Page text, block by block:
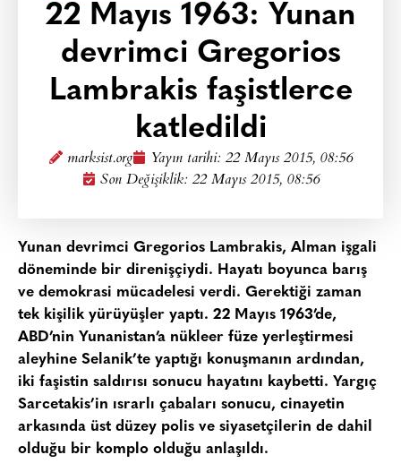
22 Mayıs 1963: Yunan
devrimci Gregorios
Lambrakis faşistlerce
katledildi
marksist.org Yayın tarihi: 22 Mayıs 2015, 08:56
Son Değişiklik: 22 Mayıs 2015, 08:56
Yunan devrimci Gregorios Lambrakis, Alman işgali
döneminde bir direnişçiydi. Hayatı boyunca barış
ve demokrasi mücadelesi verdi. Gerektiği zaman
tek kişilik yürüyüşler yaptı. 22 Mayıs 1963’de,
ABD’nin Yunanistan’a nükleer füze yerleştirmesi
aleyhine Selanik’te yaptığı konuşmanın ardından,
iki faşistin saldırısı sonucu hayatını kaybetti. Yargıç
Sarcetakis’in ısrarlı çabaları sonucu, cinayetin
arkasında üst düzey polis ve siyasetçilerin de dahil
olduğu bir komplo olduğu anlaşıldı.